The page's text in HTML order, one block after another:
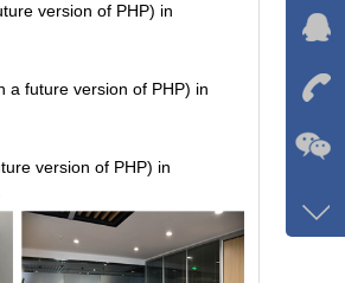
version of PHP) in
a future version of PHP) in
version of PHP) in
在线
我